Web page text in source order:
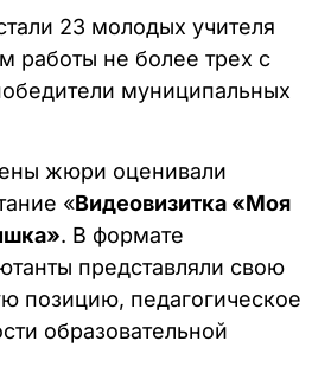
23 молодых учителя
работы не более трех с
муниципальных
жюри оценивали
«Видеовизитка «Моя
. В формате
представляли свою
позицию, педагогическое
образовательной